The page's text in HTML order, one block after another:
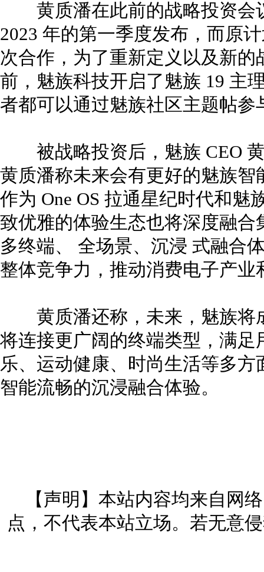
黄质潘在此前的战略投资会
2023 年的第一季度发布，而原
次合作，为了重新定义以及新
前，魅族科技开启了魅族 19 主
者都可以通过魅族社区主题帖参
被战略投资后，魅族 CEO 黄
黄质潘称未来会有更好的魅族智
作为 One OS 拉通星纪时代和
致优雅的体验生态也将深度融
多终端、 全场景、沉浸 式融合
整体竞争力，推动消费电子产
黄质潘还称，未来，魅族将
将连接更广阔的终端类型，满
乐、运动健康、时尚生活等多
智能流畅的沉浸融合体验。
【声明】本站内容均来自网
点，不代表本站立场。若无意